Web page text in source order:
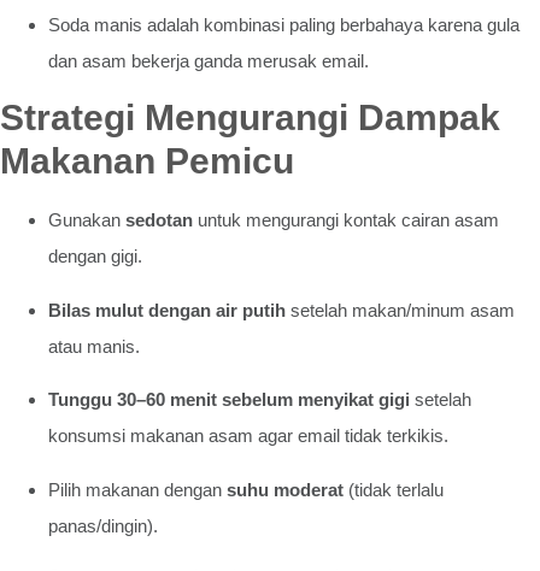
Soda manis adalah kombinasi paling berbahaya karena gula
dan asam bekerja ganda merusak email.
Strategi Mengurangi Dampak
Makanan Pemicu
Gunakan sedotan untuk mengurangi kontak cairan asam
dengan gigi.
Bilas mulut dengan air putih setelah makan/minum asam
atau manis.
Tunggu 30–60 menit sebelum menyikat gigi setelah
konsumsi makanan asam agar email tidak terkikis.
Pilih makanan dengan suhu moderat (tidak terlalu
panas/dingin).